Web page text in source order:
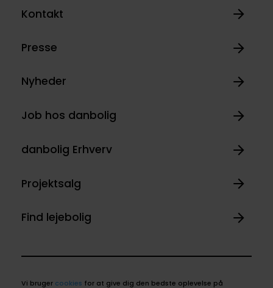
Kontakt
Presse
Nyheder
Job hos danbolig
danbolig Erhverv
Projektsalg
Find lejebolig
Vi bruger cookies for at give dig den bedste oplevelse på